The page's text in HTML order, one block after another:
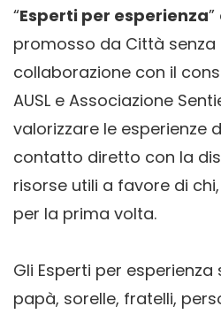
“Esperti per esperienza
promosso da Città senza
collaborazione con il
AUSL e Associazione
valorizzare le esperienze
contatto diretto con la
risorse utili a favore di
per la prima volta.
Gli Esperti per
papà, sorelle, fratelli,